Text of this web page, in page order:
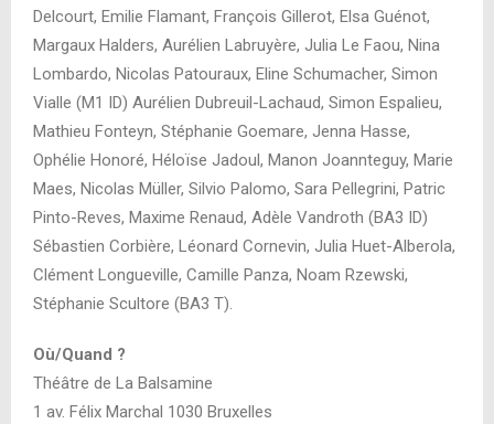
Delcourt, Emilie Flamant, François Gillerot, Elsa Guénot,
Margaux Halders, Aurélien Labruyère, Julia Le Faou, Nina
Lombardo, Nicolas Patouraux, Eline Schumacher, Simon
Vialle (M1 ID) Aurélien Dubreuil-Lachaud, Simon Espalieu,
Mathieu Fonteyn, Stéphanie Goemare, Jenna Hasse,
Ophélie Honoré, Héloïse Jadoul, Manon Joannteguy, Marie
Maes, Nicolas Müller, Silvio Palomo, Sara Pellegrini, Patric
Pinto-Reves, Maxime Renaud, Adèle Vandroth (BA3 ID)
Sébastien Corbière, Léonard Cornevin, Julia Huet-Alberola,
Clément Longueville, Camille Panza, Noam Rzewski,
Stéphanie Scultore (BA3 T).
Où/Quand ?
Théâtre de La Balsamine
1 av. Félix Marchal 1030 Bruxelles